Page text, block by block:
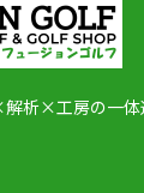
析×工房の一体